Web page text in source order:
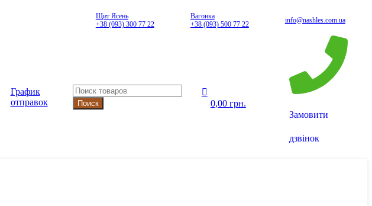
Щит Ясень
+38 (093) 300 77 22
Вагонка
+38 (093) 500 77 22
info@nashles.com.ua
График
отправок
Поиск 0,00 грн.
Замовити
дзвінок